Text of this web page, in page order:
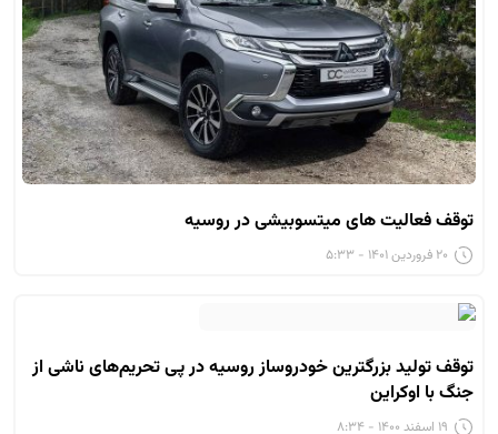
توقف فعالیت های میتسوبیشی در روسیه
۲۰ فروردین ۱۴۰۱ - ۵:۳۳
توقف تولید بزرگترین خودروساز روسیه در پی تحریم‌های ناشی از
جنگ با اوکراین
۱۹ اسفند ۱۴۰۰ - ۸:۳۴